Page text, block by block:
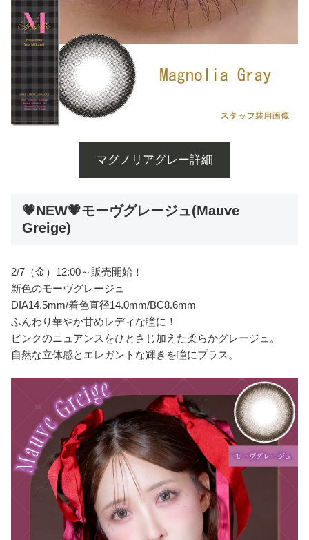
マグノリアグレー詳細
💗NEW💗モーヴグレージュ(Mauve
Greige)
2/7（金）12:00～販売開始！
新色のモーヴグレージュ
DIA14.5mm/着色直径14.0mm/BC8.6mm
ふんわり華やか甘めレディな瞳に！
ピンクのニュアンスをひとさじ加えた柔らかグレージュ。
自然な立体感とエレガントな輝きを瞳にプラス。